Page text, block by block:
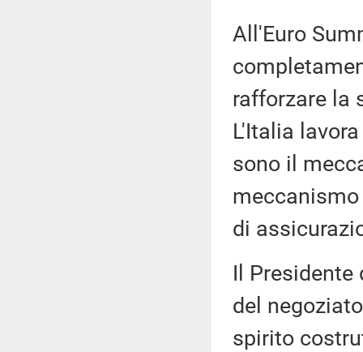
All'Euro
rafforzare la
L'Italia
sono il
di
Il
del
spirito